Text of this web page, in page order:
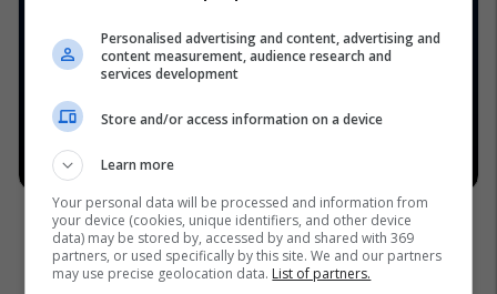
Personalised advertising and content, advertising and
content measurement, audience research and
services development
Store and/or access information on a device
Learn more
Your personal data will be processed and information from
your device (cookies, unique identifiers, and other device
data) may be stored by, accessed by and shared with 369
partners, or used specifically by this site. We and our partners
may use precise geolocation data. List of partners.